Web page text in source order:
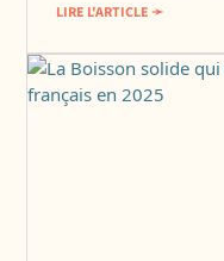
LIRE L'ARTICLE ➛